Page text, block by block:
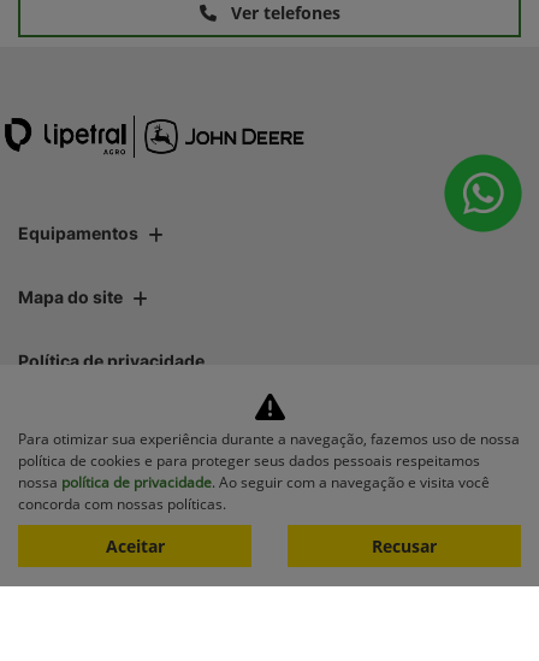
Ver telefones
Equipamentos
Mapa do site
Política de privacidade
Lipetral Linhares Peças e Tratores Ltda
CNPJ: 27.733.195/0001-35
No trânsito, enxergar o outro
Para otimizar sua experiência durante a navegação, fazemos uso de nossa
política de cookies e para proteger seus dados pessoais respeitamos
nossa política de privacidade. Ao seguir com a navegação e visita você
concorda com nossas políticas.
Aceitar Recusar